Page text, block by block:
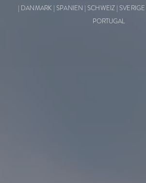
| DANMARK | SPANIEN | SCHWEIZ |
PORTUGAL